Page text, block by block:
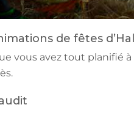
de fêtes
vous avez tout planifié